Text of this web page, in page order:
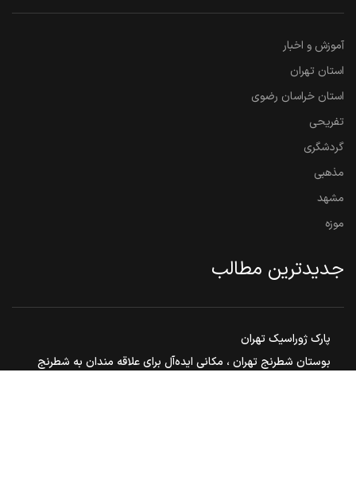
آموزش و اخبار
استان تهران
استان خراسان رضوی
تفریحی
گردشگری
مذهبی
مشهد
موزه
جدیدترین مطالب
پارک ژوراسیک تهران
بوستان شطرنج تهران ، مکانی ایده‌آل برای علاقه مندان به شطرنج